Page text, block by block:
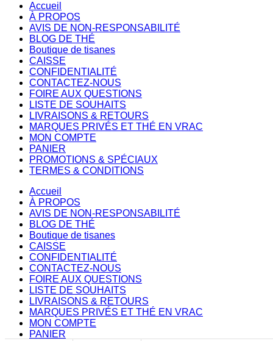
Accueil
À PROPOS
AVIS DE NON-RESPONSABILITÉ
BLOG DE THÉ
Boutique de tisanes
CAISSE
CONFIDENTIALITÉ
CONTACTEZ-NOUS
FOIRE AUX QUESTIONS
LISTE DE SOUHAITS
LIVRAISONS & RETOURS
MARQUES PRIVÉS ET THÉ EN VRAC
MON COMPTE
PANIER
PROMOTIONS & SPÉCIAUX
TERMES & CONDITIONS
Accueil
À PROPOS
AVIS DE NON-RESPONSABILITÉ
BLOG DE THÉ
Boutique de tisanes
CAISSE
CONFIDENTIALITÉ
CONTACTEZ-NOUS
FOIRE AUX QUESTIONS
LISTE DE SOUHAITS
LIVRAISONS & RETOURS
MARQUES PRIVÉS ET THÉ EN VRAC
MON COMPTE
PANIER